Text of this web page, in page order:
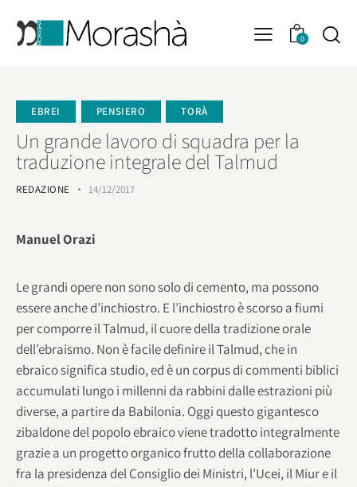
0
EBREI PENSIERO TORÀ
Un grande lavoro di squadra per la
traduzione integrale del Talmud
REDAZIONE 14/12/2017
Manuel Orazi
Le grandi opere non sono solo di cemento, ma possono
essere anche d’inchiostro. E l’inchiostro è scorso a fiumi
per comporre il Talmud, il cuore della tradizione orale
dell’ebraismo. Non è facile definire il Talmud, che in
ebraico significa studio, ed è un corpus di commenti biblici
accumulati lungo i millenni da rabbini dalle estrazioni più
diverse, a partire da Babilonia. Oggi questo gigantesco
zibaldone del popolo ebraico viene tradotto integralmente
grazie a un progetto organico frutto della collaborazione
fra la presidenza del Consiglio dei Ministri, l’Ucei, il Miur e il